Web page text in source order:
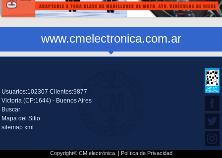
www.cmelectronica.com.ar
Usuarios:102307 Clientes:9877
Victoria (CP:1644) - Buenos Aires
Buscar
Mapa del Sitio
sitemap.xml
Copyright© CM electrónica. | Política de Privacidad